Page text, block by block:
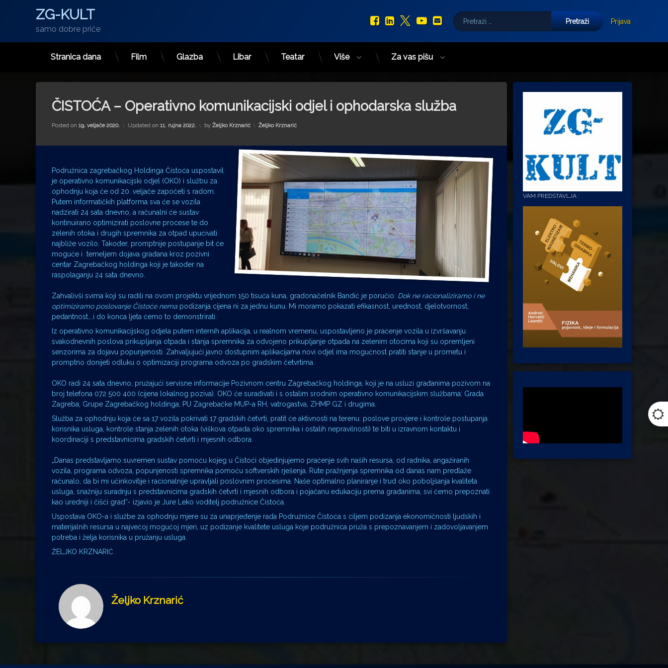
ZG-KULT
samo dobre priče
Facebook
LinkedIn
X.com
YouTube
E-mail
Pretraži:
Prijava
Stranica dana Film Glazba Libar Teatar Više Za vas pišu
ČISTOĆA – Operativno komunikacijski odjel i ophodarska služba
Posted on 19. veljače 2020. Updated on 11. rujna 2022. by Željko Krznarić Kategorije:
Željko Krznarić
Podružnica zagrebačkog Holdinga Čistoća uspostavil
je operativno komunikacijski odjel (OKO) i službu za
ophodnju koja će od 20. veljače započeti s radom.
Putem informatičkih platforma sva će se vozila
nadzirati 24 sata dnevno, a računalni će sustav
kontinuirano optimizirati poslovne procese te do
zelenih otoka i drugih spremnika za otpad upućivati
najbliže vozilo. Također, promptnije postupanje bit će
moguće i temeljem dojava građana kroz pozivni
centar Zagrebačkog holdinga koji je također na
raspolaganju 24 sata dnevno.
Zahvalivši svima koji su radili na ovom projektu vrijednom 150 tisuća kuna, gradonačelnik Bandić je poručio: Dok ne racionaliziramo i ne
optimiziramo poslovanje Čistoće nema podizanja cijena ni za jednu kunu. Mi moramo pokazati efikasnost, urednost, djelotvornost,
pedantnost….i do konca ljeta ćemo to demonstrirati.
Iz operativno komunikacijskog odjela putem internih aplikacija, u realnom vremenu, uspostavljeno je praćenje vozila u izvršavanju
svakodnevnih poslova prikupljanja otpada i stanja spremnika za odvojeno prikupljanje otpada na zelenim otocima koji su opremljeni
senzorima za dojavu popunjenosti. Zahvaljujući javno dostupnim aplikacijama novi odjel ima mogućnost pratiti stanje u prometu i
promptno donijeti odluku o optimizaciji programa odvoza po gradskim četvrtima.
OKO radi 24 sata dnevno, pružajući servisne informacije Pozivnom centru Zagrebačkog holdinga, koji je na usluzi građanima pozivom na
broj telefona 072 500 400 (cijena lokalnog poziva). OKO će surađivati i s ostalim srodnim operativno komunikacijskim službama: Grada
Zagreba, Grupe Zagrebačkog holdinga, PU Zagrebačke MUP-a RH, vatrogastva, ZHMP GZ i drugima.
Služba za ophodnju koja će sa 17 vozila pokrivati 17 gradskih četvrti, pratit će aktivnosti na terenu: poslove provjere i kontrole postupanja
korisnika usluga, kontrole stanja zelenih otoka (viškova otpada oko spremnika i ostalih nepravilnosti) te biti u izravnom kontaktu i
koordinaciji s predstavnicima gradskih četvrti i mjesnih odbora.
„Danas predstavljamo suvremen sustav pomoću kojeg u Čistoći objedinjujemo praćenje svih naših resursa, od radnika, angažiranih
vozila, programa odvoza, popunjenosti spremnika pomoću softverskih rješenja. Rute pražnjenja spremnika od danas nam predlaže
računalo, da bi mi učinkovitije i racionalnije upravljali poslovnim procesima. Naše optimalno planiranje i trud oko poboljšanja kvaliteta
usluga, snažniju suradnju s predstavnicima gradskih četvrti i mjesnih odbora i pojačanu edukaciju prema građanima, svi ćemo prepoznati
kao uredniji i čišći grad”- izjavio je Jure Leko voditelj podružnice Čistoća.
Uspostava OKO-a i službe za ophodnju mjere su za unaprjeđenje rada Podružnice Čistoća s ciljem podizanja ekonomičnosti ljudskih i
materijalnih resursa u najvećoj mogućoj mjeri, uz podizanje kvalitete usluga koje podružnica pruža s prepoznavanjem i zadovoljavanjem
potreba i želja korisnika u pružanju usluga.
ŽELJKO KRZNARIĆ
Željko Krznarić
VAM PREDSTAVLJA :